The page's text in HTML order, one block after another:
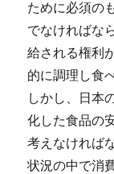
ために必須の
でなければな
給される権利
的に調理し食
しかし、日本
化した食品の
考えなければ
状況の中で消